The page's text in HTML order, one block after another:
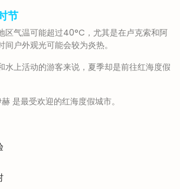
节
区气温可能超过40°C，尤其是在卢克索和阿
户外观光可能会较为炎热。
水上活动的游客来说，夏季却是前往红海度假
是最受欢迎的红海度假城市。